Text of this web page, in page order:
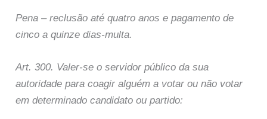
Pena – reclusão até quatro anos e pagamento de
cinco a quinze dias-multa.
Art. 300. Valer-se o servidor público da sua
autoridade para coagir alguém a votar ou não votar
em determinado candidato ou partido: